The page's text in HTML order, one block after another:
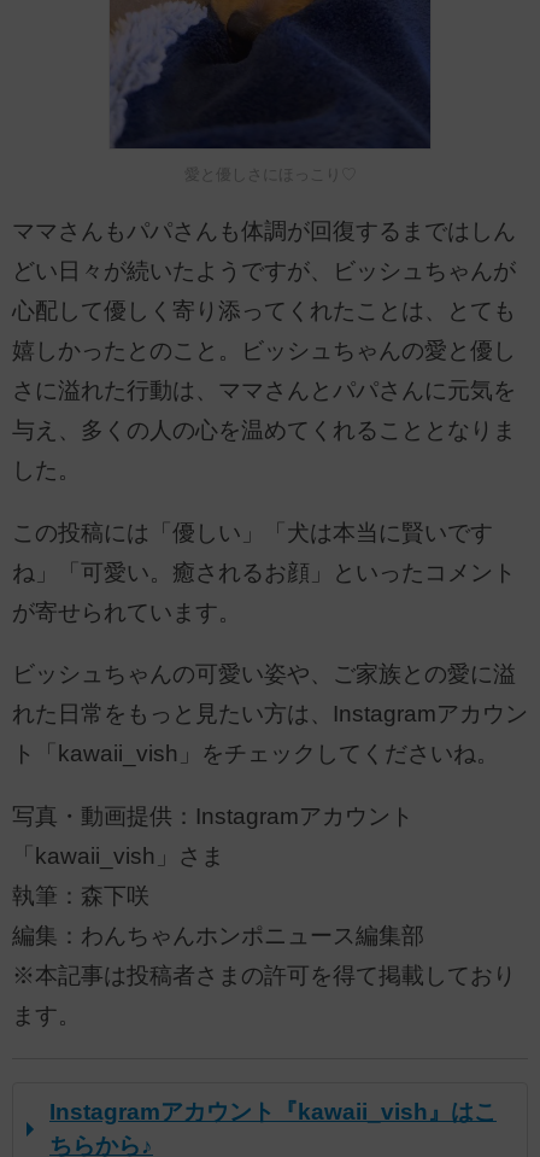
愛と優しさにほっこり♡
ママさんもパパさんも体調が回復するまではしん
どい日々が続いたようですが、ビッシュちゃんが
心配して優しく寄り添ってくれたことは、とても
嬉しかったとのこと。ビッシュちゃんの愛と優し
さに溢れた行動は、ママさんとパパさんに元気を
与え、多くの人の心を温めてくれることとなりま
した。
この投稿には「優しい」「犬は本当に賢いです
ね」「可愛い。癒されるお顔」といったコメント
が寄せられています。
ビッシュちゃんの可愛い姿や、ご家族との愛に溢
れた日常をもっと見たい方は、Instagramアカウン
ト「kawaii_vish」をチェックしてくださいね。
写真・動画提供：Instagramアカウント
「kawaii_vish」さま
執筆：森下咲
編集：わんちゃんホンポニュース編集部
※本記事は投稿者さまの許可を得て掲載しており
ます。
Instagramアカウント『kawaii_vish』はこ
ちらから♪